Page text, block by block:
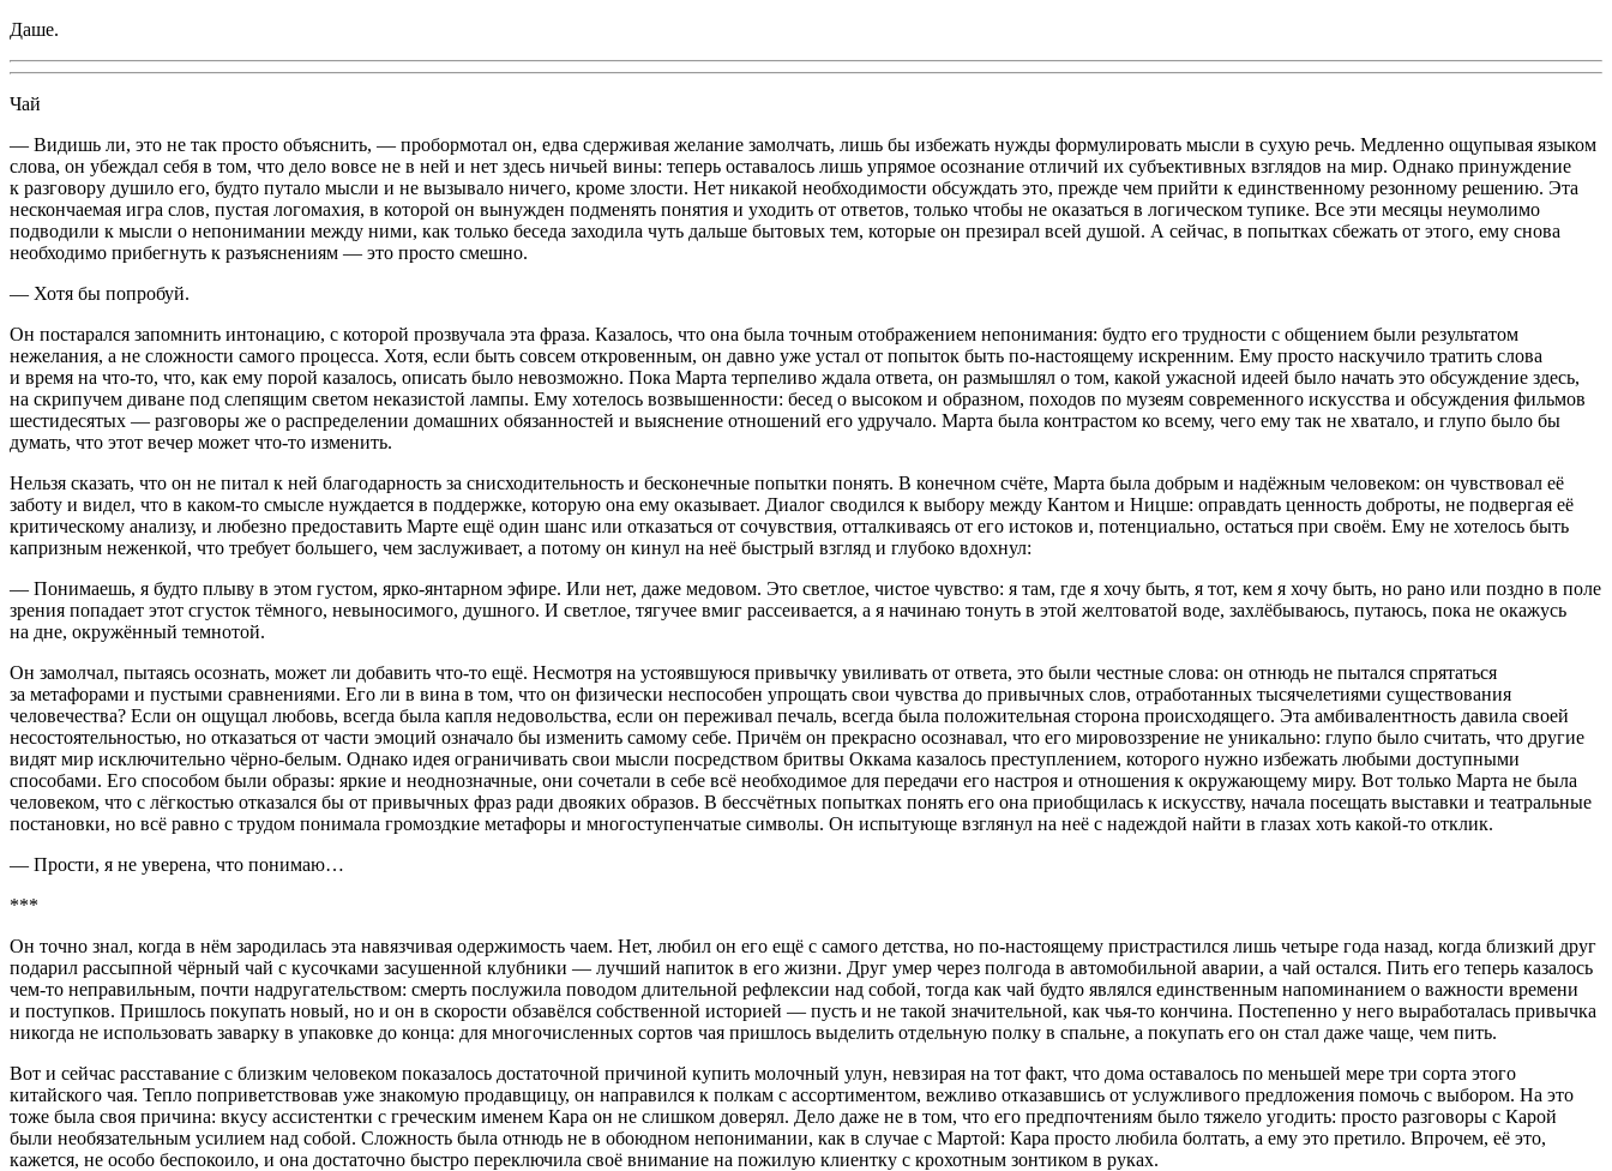
Даше.
Чай
— Видишь ли, это не так просто объяснить, — пробормотал он, едва сдерживая желание замолчать, лишь бы избежать нужды формулировать мысли в сухую речь. Медленно ощупывая языком
слова, он убеждал себя в том, что дело вовсе не в ней и нет здесь ничьей вины: теперь оставалось лишь упрямое осознание отличий их субъективных взглядов на мир. Однако принуждение
к разговору душило его, будто путало мысли и не вызывало ничего, кроме злости. Нет никакой необходимости обсуждать это, прежде чем прийти к единственному резонному решению. Эта
нескончаемая игра слов, пустая логомахия, в которой он вынужден подменять понятия и уходить от ответов, только чтобы не оказаться в логическом тупике. Все эти месяцы неумолимо
подводили к мысли о непонимании между ними, как только беседа заходила чуть дальше бытовых тем, которые он презирал всей душой. А сейчас, в попытках сбежать от этого, ему снова
необходимо прибегнуть к разъяснениям — это просто смешно.
— Хотя бы попробуй.
Он постарался запомнить интонацию, с которой прозвучала эта фраза. Казалось, что она была точным отображением непонимания: будто его трудности с общением были результатом
нежелания, а не сложности самого процесса. Хотя, если быть совсем откровенным, он давно уже устал от попыток быть по-настоящему искренним. Ему просто наскучило тратить слова
и время на что-то, что, как ему порой казалось, описать было невозможно. Пока Марта терпеливо ждала ответа, он размышлял о том, какой ужасной идеей было начать это обсуждение здесь,
на скрипучем диване под слепящим светом неказистой лампы. Ему хотелось возвышенности: бесед о высоком и образном, походов по музеям современного искусства и обсуждения фильмов
шестидесятых — разговоры же о распределении домашних обязанностей и выяснение отношений его удручало. Марта была контрастом ко всему, чего ему так не хватало, и глупо было бы
думать, что этот вечер может что-то изменить.
Нельзя сказать, что он не питал к ней благодарность за снисходительность и бесконечные попытки понять. В конечном счёте, Марта была добрым и надёжным человеком: он чувствовал её
заботу и видел, что в каком-то смысле нуждается в поддержке, которую она ему оказывает. Диалог сводился к выбору между Кантом и Ницше: оправдать ценность доброты, не подвергая её
критическому анализу, и любезно предоставить Марте ещё один шанс или отказаться от сочувствия, отталкиваясь от его истоков и, потенциально, остаться при своём. Ему не хотелось быть
капризным неженкой, что требует большего, чем заслуживает, а потому он кинул на неё быстрый взгляд и глубоко вдохнул:
— Понимаешь, я будто плыву в этом густом, ярко-янтарном эфире. Или нет, даже медовом. Это светлое, чистое чувство: я там, где я хочу быть, я тот, кем я хочу быть, но рано или поздно в поле
зрения попадает этот сгусток тёмного, невыносимого, душного. И светлое, тягучее вмиг рассеивается, а я начинаю тонуть в этой желтоватой воде, захлёбываюсь, путаюсь, пока не окажусь
на дне, окружённый темнотой.
Он замолчал, пытаясь осознать, может ли добавить что-то ещё. Несмотря на устоявшуюся привычку увиливать от ответа, это были честные слова: он отнюдь не пытался спрятаться
за метафорами и пустыми сравнениями. Его ли в вина в том, что он физически неспособен упрощать свои чувства до привычных слов, отработанных тысячелетиями существования
человечества? Если он ощущал любовь, всегда была капля недовольства, если он переживал печаль, всегда была положительная сторона происходящего. Эта амбивалентность давила своей
несостоятельностью, но отказаться от части эмоций означало бы изменить самому себе. Причём он прекрасно осознавал, что его мировоззрение не уникально: глупо было считать, что другие
видят мир исключительно чёрно-белым. Однако идея ограничивать свои мысли посредством бритвы Оккама казалось преступлением, которого нужно избежать любыми доступными
способами. Его способом были образы: яркие и неоднозначные, они сочетали в себе всё необходимое для передачи его настроя и отношения к окружающему миру. Вот только Марта не была
человеком, что с лёгкостью отказался бы от привычных фраз ради двояких образов. В бессчётных попытках понять его она приобщилась к искусству, начала посещать выставки и театральные
постановки, но всё равно с трудом понимала громоздкие метафоры и многоступенчатые символы. Он испытующе взглянул на неё с надеждой найти в глазах хоть какой-то отклик.
— Прости, я не уверена, что понимаю…
***
Он точно знал, когда в нём зародилась эта навязчивая одержимость чаем. Нет, любил он его ещё с самого детства, но по-настоящему пристрастился лишь четыре года назад, когда близкий друг
подарил рассыпной чёрный чай с кусочками засушенной клубники — лучший напиток в его жизни. Друг умер через полгода в автомобильной аварии, а чай остался. Пить его теперь казалось
чем-то неправильным, почти надругательством: смерть послужила поводом длительной рефлексии над собой, тогда как чай будто являлся единственным напоминанием о важности времени
и поступков. Пришлось покупать новый, но и он в скорости обзавёлся собственной историей — пусть и не такой значительной, как чья-то кончина. Постепенно у него выработалась привычка
никогда не использовать заварку в упаковке до конца: для многочисленных сортов чая пришлось выделить отдельную полку в спальне, а покупать его он стал даже чаще, чем пить.
Вот и сейчас расставание с близким человеком показалось достаточной причиной купить молочный улун, невзирая на тот факт, что дома оставалось по меньшей мере три сорта этого
китайского чая. Тепло поприветствовав уже знакомую продавщицу, он направился к полкам с ассортиментом, вежливо отказавшись от услужливого предложения помочь с выбором. На это
тоже была своя причина: вкусу ассистентки с греческим именем Кара он не слишком доверял. Дело даже не в том, что его предпочтениям было тяжело угодить: просто разговоры с Карой
были необязательным усилием над собой. Сложность была отнюдь не в обоюдном непонимании, как в случае с Мартой: Кара просто любила болтать, а ему это претило. Впрочем, её это,
кажется, не особо беспокоило, и она достаточно быстро переключила своё внимание на пожилую клиентку с крохотным зонтиком в руках.